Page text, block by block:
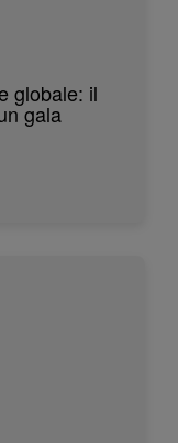
globale: il
gala